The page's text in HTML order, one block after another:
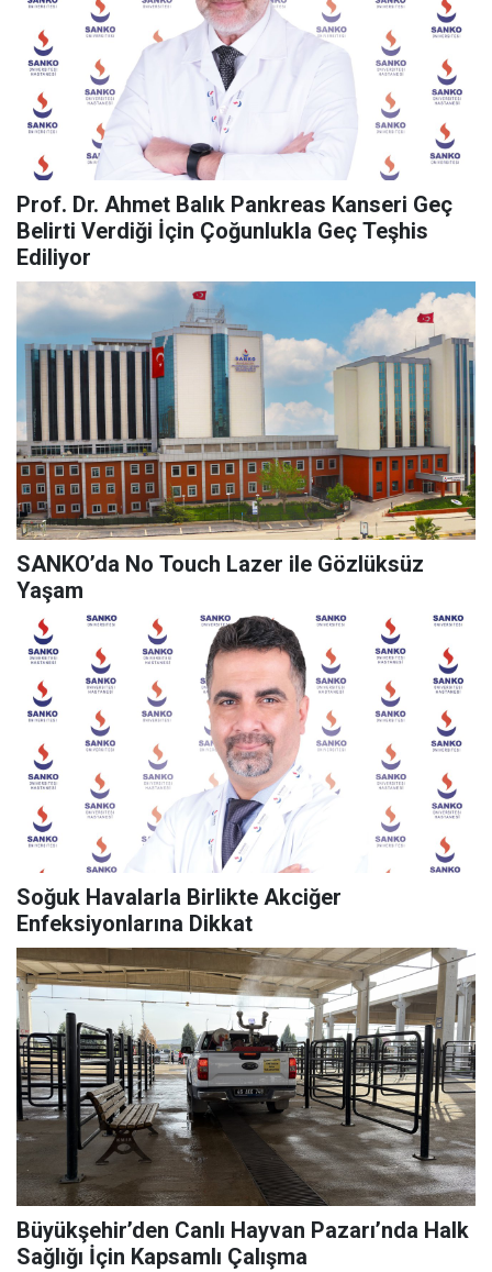
Prof. Dr. Ahmet Balık Pankreas Kanseri Geç
Belirti Verdiği İçin Çoğunlukla Geç Teşhis
Ediliyor
SANKO’da No Touch Lazer ile Gözlüksüz
Yaşam
Soğuk Havalarla Birlikte Akciğer
Enfeksiyonlarına Dikkat
Büyükşehir’den Canlı Hayvan Pazarı’nda Halk
Sağlığı İçin Kapsamlı Çalışma